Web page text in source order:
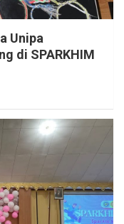
Unipa
di SPARKHIM